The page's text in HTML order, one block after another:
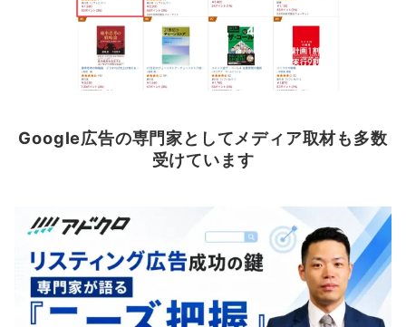
Google広告の専門家としてメディア取材も多数
受けています